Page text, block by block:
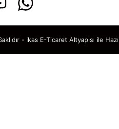
- ikas E-Ticaret Altyapısı ile